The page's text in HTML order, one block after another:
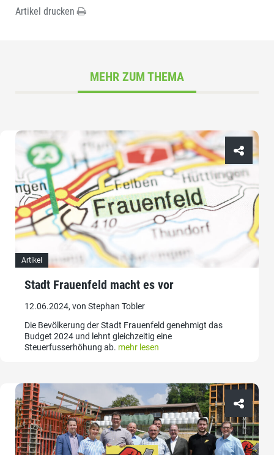
Artikel drucken
MEHR ZUM THEMA
Artikel
Stadt Frauenfeld macht es vor
12.06.2024, von Stephan Tobler
Die Bevölkerung der Stadt Frauenfeld genehmigt das
Budget 2024 und lehnt gleichzeitig eine
Steuerfusserhöhung ab. mehr lesen